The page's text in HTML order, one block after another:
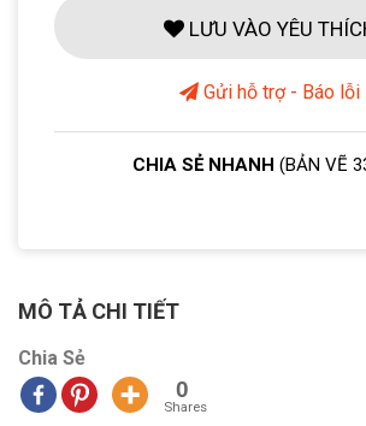
LƯU VÀO YÊU
Gửi hỗ trợ - Báo lỗi
CHIA SẺ NHANH (BẢN VẼ
MÔ TẢ CHI TIẾT
Chia Sẻ
0
Shares